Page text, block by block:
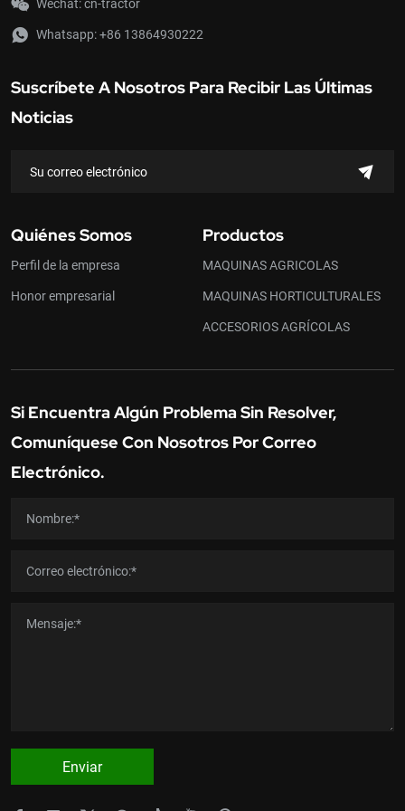
Whatsapp:+86 13864930222
Suscríbete A Nosotros Para Recibir Las Últimas
Noticias
Quiénes Somos
Perfil de la empresa
Honor empresarial
Productos
MAQUINAS AGRICOLAS
MAQUINAS HORTICULTURALES
ACCESORIOS AGRÍCOLAS
Si Encuentra Algún Problema Sin Resolver,
Comuníquese Con Nosotros Por Correo
Electrónico.
Enviar